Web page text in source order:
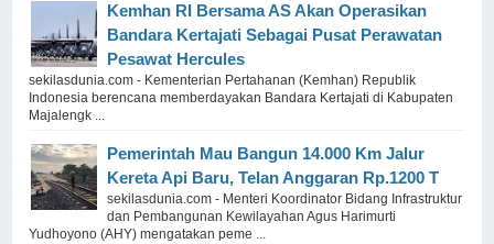
Kemhan RI Bersama AS Akan Operasikan
Bandara Kertajati Sebagai Pusat Perawatan
Pesawat Hercules
sekilasdunia.com - Kementerian Pertahanan (Kemhan) Republik
Indonesia berencana memberdayakan Bandara Kertajati di Kabupaten
Majalengk ...
Pemerintah Mau Bangun 14.000 Km Jalur
Kereta Api Baru, Telan Anggaran Rp.1200 T
sekilasdunia.com - Menteri Koordinator Bidang Infrastruktur
dan Pembangunan Kewilayahan Agus Harimurti
Yudhoyono (AHY) mengatakan peme ...